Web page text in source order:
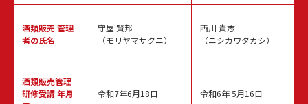
酒類販売管理
者の氏名
酒類販売管理
研修受講 年月
守屋 賢邦
（モリヤマサクニ）
令和7年6月18日
西川 貴志
（ニシカワタカシ）
令和6年 5月16日